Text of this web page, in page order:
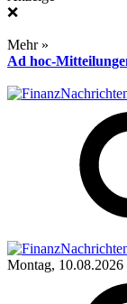
❌
Mehr »
Ad hoc-
Montag, 10.08.2026